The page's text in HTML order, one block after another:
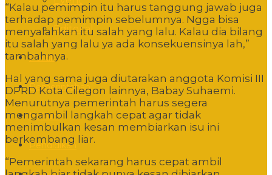
Editorial
Politik
Pemerintahan
Hukum
Pendidikan
“Kalau pemimpin itu harus tanggung jawab juga
terhadap pemimpin sebelumnya. Ngga bisa
menyalahkan itu salah yang lalu. Kalau dia bilang
itu salah yang lalu ya ada konsekuensinya lah,”
tambahnya.
Hal yang sama juga diutarakan anggota Komisi III
DPRD Kota Cilegon lainnya, Babay Suhaemi.
Menurutnya pemerintah harus segera
mengambil langkah cepat agar tidak
menimbulkan kesan membiarkan isu ini
berkembang liar.
“Pemerintah sekarang harus cepat ambil